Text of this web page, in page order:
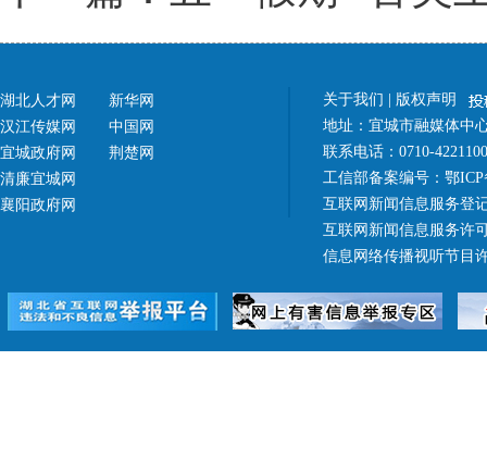
湖北人才网
汉江传媒网
宜城政府网
清廉宜城网
襄阳政府网
新华网
中国网
荆楚网
关于我们
版权声明
地址：宜城市融媒体中
联系电话：0710-
工信部备案编号： 鄂ICP
互联网新闻信息服务登
互联网新闻信息服务许
信息网络传播视听节目